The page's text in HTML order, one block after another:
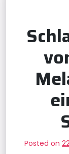
Posted on